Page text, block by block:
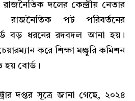
দলের কেন্দ্রীয় নেতার
রাজনৈতিক পট পরিবর্তনের
বড় ধরনের রদবদল আনা হয়।
করে শিক্ষা মঞ্জুরি কমিশন
হয় বোর্ড।
দপ্তর সূত্রে জানা গেছে, ২০২৪